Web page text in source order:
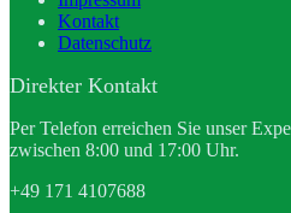
Kontakt
Datenschutz
Direkter Kontakt
Per Telefon erreichen Sie unser
zwischen 8:00 und 17:00 Uhr.
+49 171 4107688